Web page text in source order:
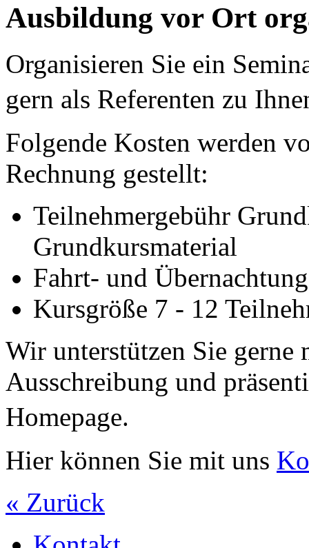
Ausbildung vor Ort
Organisieren Sie ein
gern als Referenten zu
Folgende Kosten werden
Rechnung gestellt:
Teilnehmergebühr
Grundkursmaterial
Fahrt- und
Kursgröße 7 - 12
Wir unterstützen Sie
Ausschreibung und
Homepage.
Hier können Sie mit uns
« Zurück